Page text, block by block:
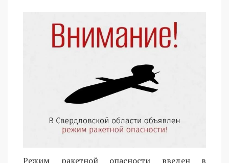
Режим ракетной опасности введен в